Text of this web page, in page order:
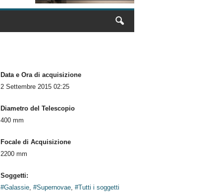
Data e Ora di acquisizione
2 Settembre 2015 02:25
Diametro del Telescopio
400 mm
Focale di Acquisizione
2200 mm
Soggetti:
#Galassie, #Supernovae, #Tutti i soggetti